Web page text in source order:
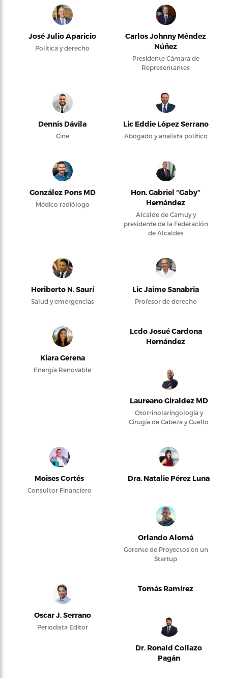
José Julio Aparicio
Política y derecho
Carlos Johnny Méndez
Núñez
Presidente Cámara de
Representantes
Dennis Dávila
Cine
Lic Eddie López Serrano
Abogado y analista político
González Pons MD
Médico radiólogo
Hon. Gabriel “Gaby”
Hernández
Alcalde de Camuy y
presidente de la Federación
de Alcaldes
Heriberto N. Saurí
Salud y emergencias
Lic Jaime Sanabria
Profesor de derecho
Kiara Gerena
Energía Renovable
Lcdo Josué Cardona
Hernández
Laureano Giraldez MD
Otorrinolaringología y
Cirugía de Cabeza y Cuello
Moises Cortés
Consultor Financiero
Dra. Natalie Pérez Luna
Orlando Alomá
Gerente de Proyectos en un
Startup
Oscar J. Serrano
Periodista Editor
Tomás Ramírez
Dr. Ronald Collazo
Pagán